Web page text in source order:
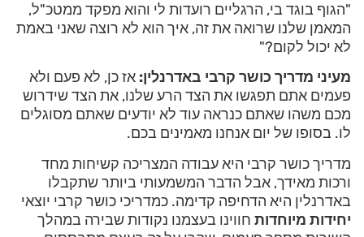
"הגוף בוגד בי, הרגליים רועדות לי והוא מפקד ממטכ"ל,
המאמן שלנו שרואה את זה, איך הוא לא רוצה שאני באמת
לא יכול לקום?"
מעיני מדריך כושר קרבי באדרנלין: אז כן, לא פעם ולא
פעמים אתם תפגשו את הצד הרע שלנו, את הצד שידרוש
מכם משהו שאתם כנראה עוד לא יודעים שאתם מסוגלים
לו. בסופו של יום אנחנו מאמינים בכם.
מדריך כושר קרבי היא עבודה המצריכה קשיחות מחד
ורכות מאידך, אבל הדבר המשמעותי ביותר שתקבלו
באדרנלין היא הדחיפה קדימה. כמדריכי כושר קרבי יוצאי
יחידות מיוחדות חווינו בעצמנו נקודות שבירה במהלך